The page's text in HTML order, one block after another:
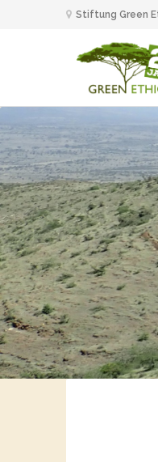
Stiftung Green